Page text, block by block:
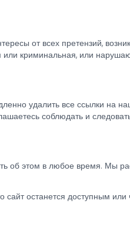
от всех претензий,
или криминальная, или
удалить все ссылки на
соблюдать и
об этом в любое время. Мы
останется доступным